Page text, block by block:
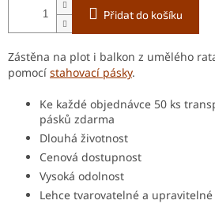
Přidat do košíku
Zástěna na plot i balkon z umělého
pomocí stahovací pásky.
Ke každé objednávce 50 ks
pásků zdarma
Dlouhá životnost
Cenová dostupnost
Vysoká odolnost
Lehce tvarovatelné a upravitelné